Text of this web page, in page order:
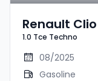
Renault
1.0 Tce Techno
08/2025
Gasoline